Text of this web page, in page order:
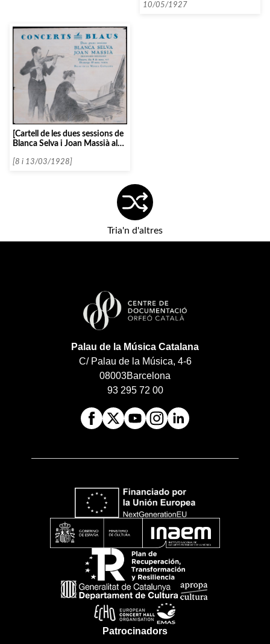
Vendrell al Palau de la Música
10/05/1927
[Cartell de les dues sessions de
Blanca Selva i Joan Massià al
el marc dels Concerts Blaus,
[8 i 13/03/1928]
Tria'n d'altres
Palau de la Música Catalana
C/ Palau de la Música, 4-6
08003Barcelona
93 295 72 00
Patrocinadors